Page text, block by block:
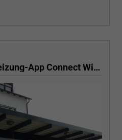
drucken
Yes 1.0 80 PS Sitzheizung-App Connect Wireless-Einparkhilfe-Klima-Sofort